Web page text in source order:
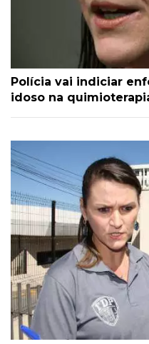
Polícia vai indiciar
idoso na